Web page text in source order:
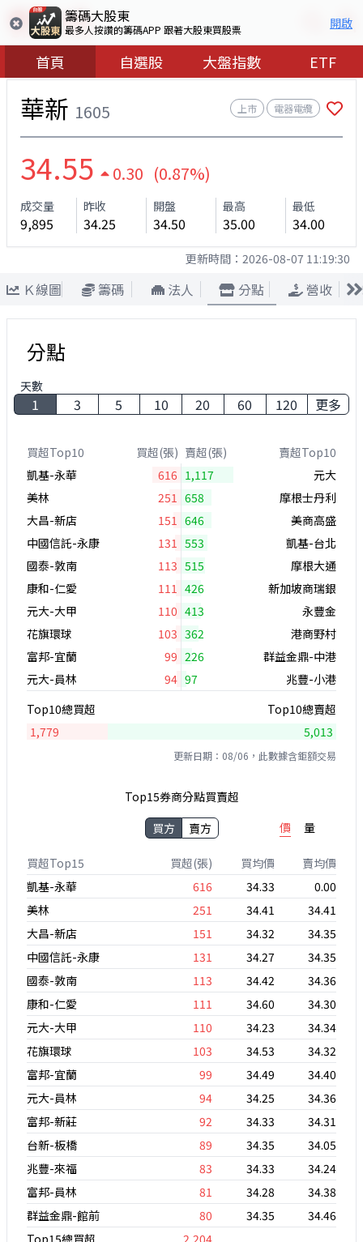
籌碼大股東
最多人按讚的籌碼APP 跟著大股東買股票 開啟
首頁 自選股 大盤指數 ETF
華新 1605 上市 電器電纜
34.55 0.30 (0.87%)
成交量
9,895
昨收
34.25
開盤
34.50
最高
35.00
最低
34.00
更新時間： 2026-08-07 11:19:30
Ｋ線圖 籌碼 法人 分點 營收
分點
天數
1 3 5 10 20 60 120 更多
買超Top10 買超(張) 賣超(張)
賣超Top10
凱基-永華
616 1,117
元大
美林
251 658
摩根士丹利
大昌-新店
151 646
美商高盛
中國信託-永康
131 553
凱基-台北
國泰-敦南
113 515
摩根大通
康和-仁愛
111 426
新加坡商瑞銀
元大-大甲
110 413
永豐金
花旗環球
103 362
港商野村
富邦-宜蘭
99 226
群益金鼎-中港
元大-員林
94 97
兆豐-小港
Top10總買超
Top10總賣超
1,779
5,013
更新日期：08/06，此數據含鉅額交易
Top15券商分點買賣超
買方
賣方 價 量
買超Top15 買超(張) 買均價
賣均價
凱基-永華
616 34.33
0.00
美林
251 34.41
34.41
大昌-新店
151 34.32
34.35
中國信託-永康
131 34.27
34.35
國泰-敦南
113 34.42
34.36
康和-仁愛
111 34.60
34.30
元大-大甲
110 34.23
34.34
花旗環球
103 34.53
34.32
富邦-宜蘭
99 34.49
34.40
元大-員林
94 34.25
34.36
富邦-新莊
92 34.33
34.31
台新-板橋
89 34.35
34.05
兆豐-來福
83 34.33
34.24
富邦-員林
81 34.28
34.38
群益金鼎-館前
80 34.35
34.46
Top15總買超
2,204